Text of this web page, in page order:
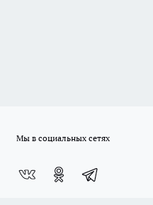
Мы в социальных сетях